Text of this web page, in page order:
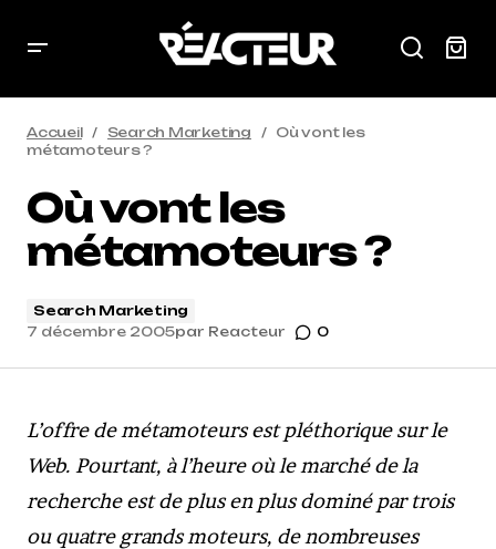
Accueil Search Marketing
Où vont les
métamoteurs ?
Où vont les
métamoteurs ?
Search Marketing
7 décembre 2005par Reacteur 0
L’offre de métamoteurs est pléthorique sur le
Web. Pourtant, à l’heure où le marché de la
recherche est de plus en plus dominé par trois
ou quatre grands moteurs, de nombreuses